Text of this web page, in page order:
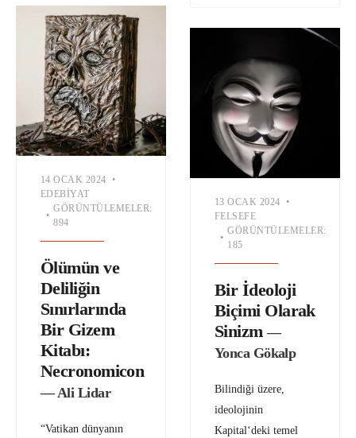
14 OCAK 2024 •
EDEBIYAT
•
GÖRÜNTÜLEMELER:
894
Ölümün ve
Deliliğin
Sınırlarında
Bir Gizem
Kitabı:
Necronomicon
— Ali Lidar
“Vatikan dünyanın
13 OCAK 2024 •
FELSEFE
•
GÖRÜNTÜLEMELER:
185
Bir İdeoloji
Biçimi Olarak
Sinizm —
Yonca Gökalp
Bilindiği üzere,
ideolojinin
Kapital‘deki temel